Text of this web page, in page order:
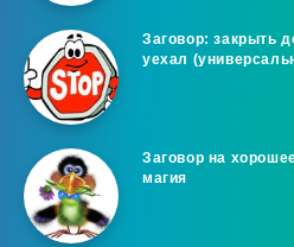
Заговор: закрыть
уехал
Заговор на
магия